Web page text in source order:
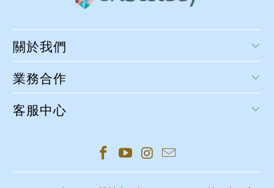
關於我們
業務合作
客服中心